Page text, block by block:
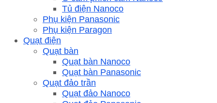
Tủ điện Nanoco
Phụ kiện Panasonic
Phụ kiện Paragon
Quạt điện
Quạt bàn
Quạt bàn Nanoco
Quạt bàn Panasonic
Quạt đảo trần
Quạt đảo Nanoco